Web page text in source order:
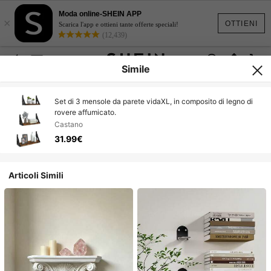
OTTIENI
×
Moda online-SHEIN APP
Scarica l'app e ottieni tante offerte speciali!
(12,439)
Simile
Set di 3 mensole da parete vidaXL, in composito di legno di
rovere affumicato.
Castano
31.99€
Articoli Simili